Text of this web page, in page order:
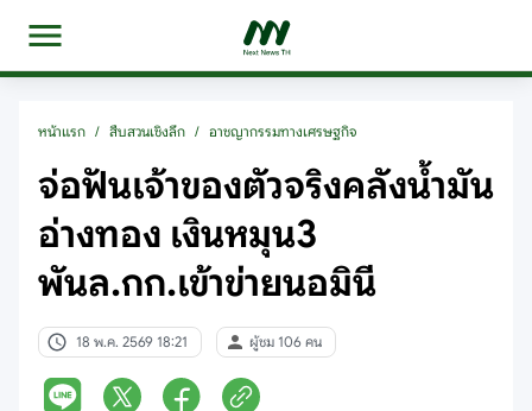
หน้าแรก / สืบสวนเชิงลึก / อาชญากรรมทางเศรษฐกิจ
จ่อฟันเจ้าของตัวจริงคลังน้ำมัน
อ่างทอง เงินหมุน3
พันล.กก.เข้าข่ายนอมินี
18 พ.ค. 2569 18:21 ผู้ชม 106 คน